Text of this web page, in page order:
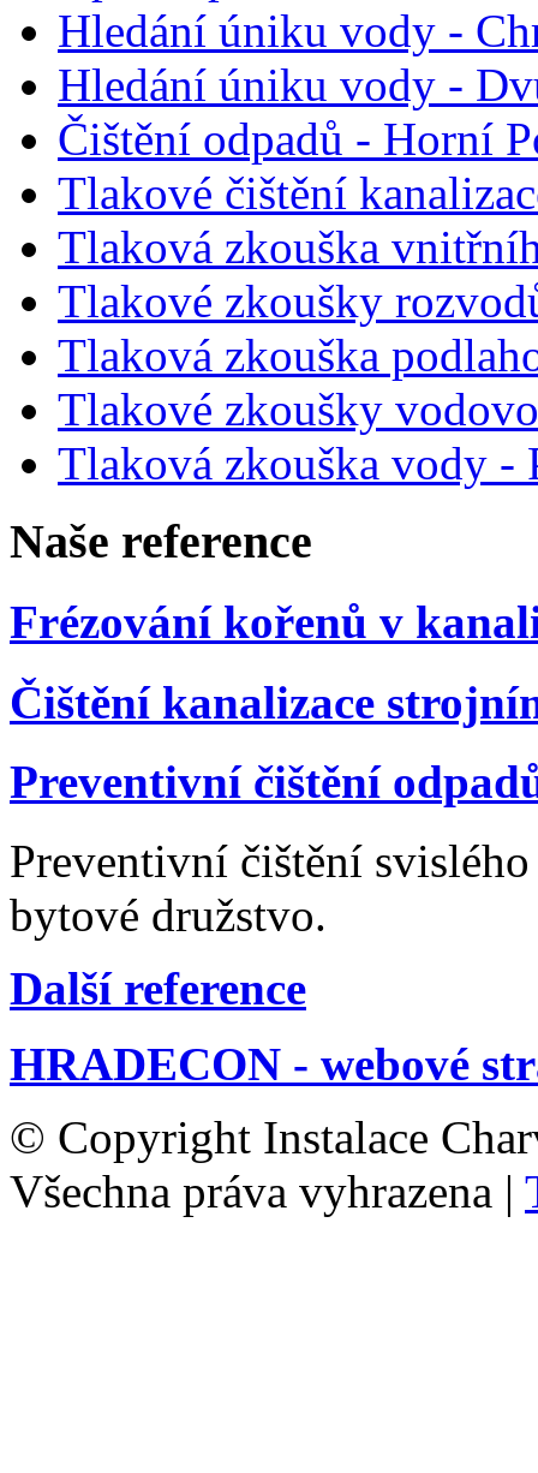
Hledání úniku vody -
Hledání úniku vody -
Čištění odpadů - Horní
Tlakové čištění
Tlaková zkouška
Tlakové zkoušky
Tlaková zkouška
Tlakové zkoušky
Tlaková zkouška vody -
Naše reference
Frézování kořenů v
Čištění kanalizace
Preventivní čištění
Preventivní čištění
bytové družstvo.
Další reference
HRADECON - webové
© Copyright Instalace
Všechna práva vyhrazena |